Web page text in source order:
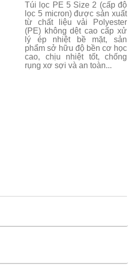
Túi lọc PE 5 Size 2 (cấp độ
lọc 5 micron) được sản xuất
từ chất liệu vải Polyester
(PE) không dệt cao cấp xử
lý ép nhiệt bề mặt, sản
phẩm sở hữu độ bền cơ học
cao, chịu nhiệt tốt, chống
rụng xơ sợi và an toàn...